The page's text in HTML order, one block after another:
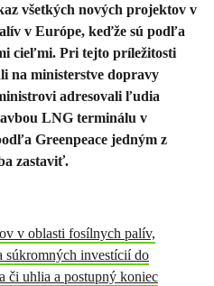
všetkých nových projektov v
v Európe, keďže sú podľa
cieľmi. Pri tejto príležitosti
na ministerstve dopravy
adresovali ľudia
LNG terminálu v
Greenpeace jedným z
zastaviť.
v oblasti fosílnych palív,
súkromných investícií do
či uhlia a postupný koniec